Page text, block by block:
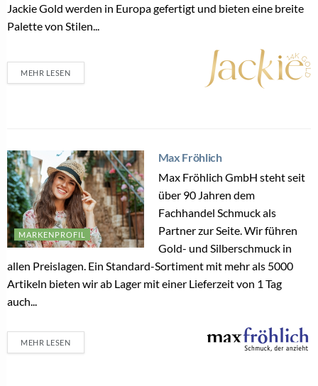
Jackie Gold werden in Europa gefertigt und bieten eine breite
Palette von Stilen...
MEHR LESEN
MARKENPROFIL
Max Fröhlich
Max Fröhlich GmbH steht seit
über 90 Jahren dem
Fachhandel Schmuck als
Partner zur Seite. Wir führen
Gold- und Silberschmuck in
allen Preislagen. Ein Standard-Sortiment mit mehr als 5000
Artikeln bieten wir ab Lager mit einer Lieferzeit von 1 Tag
auch...
MEHR LESEN